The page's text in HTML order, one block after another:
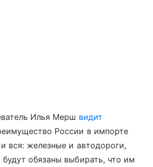
Илья Мерш видит
России в импорте
вся: железные и автодороги,
обязаны выбирать, что им